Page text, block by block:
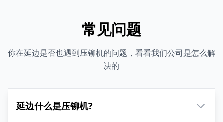
常见问题
你在延边是否也遇到压铆机的问题，看看我们公司是怎么解
决的
延边什么是压铆机?